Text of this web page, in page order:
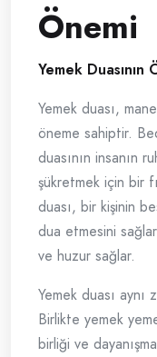
Önemi
Yemek Duasının
Yemek duası,
öneme sahiptir.
duasının insanın
şükretmek için bir
duası, bir kişinin
dua etmesini
ve huzur sağlar.
Yemek duası
Birlikte yemek
birliği ve